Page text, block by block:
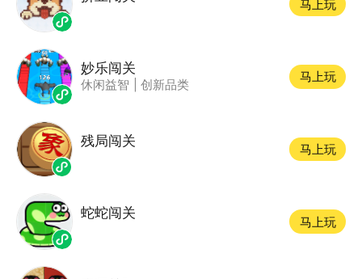
马上玩
妙乐闯关
休闲益智 创新品类
马上玩
残局闯关
马上玩
蛇蛇闯关
马上玩